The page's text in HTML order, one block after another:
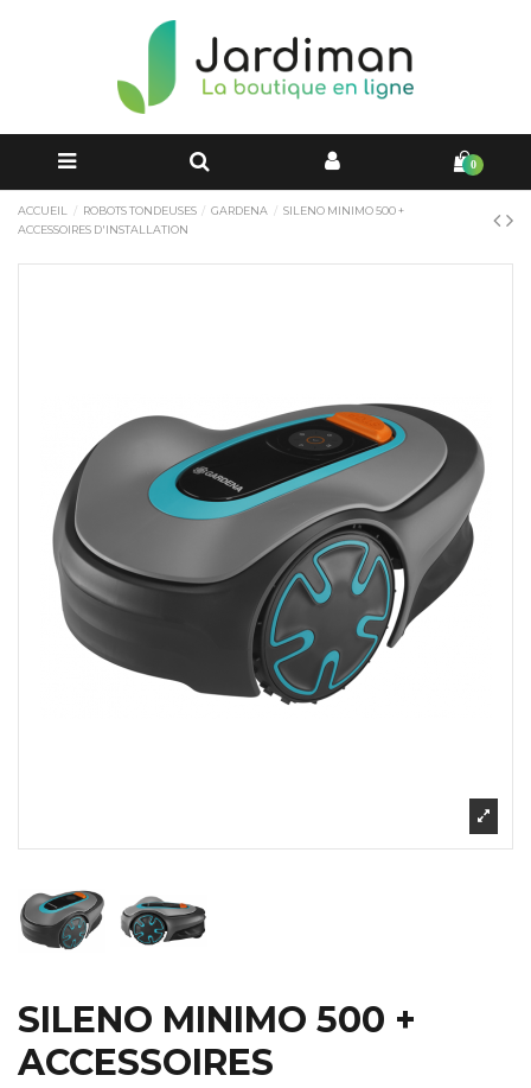
0
ACCUEIL ROBOTS TONDEUSES GARDENA
SILENO MINIMO 500 +
ACCESSOIRES D'INSTALLATION
SILENO MINIMO 500 +
ACCESSOIRES